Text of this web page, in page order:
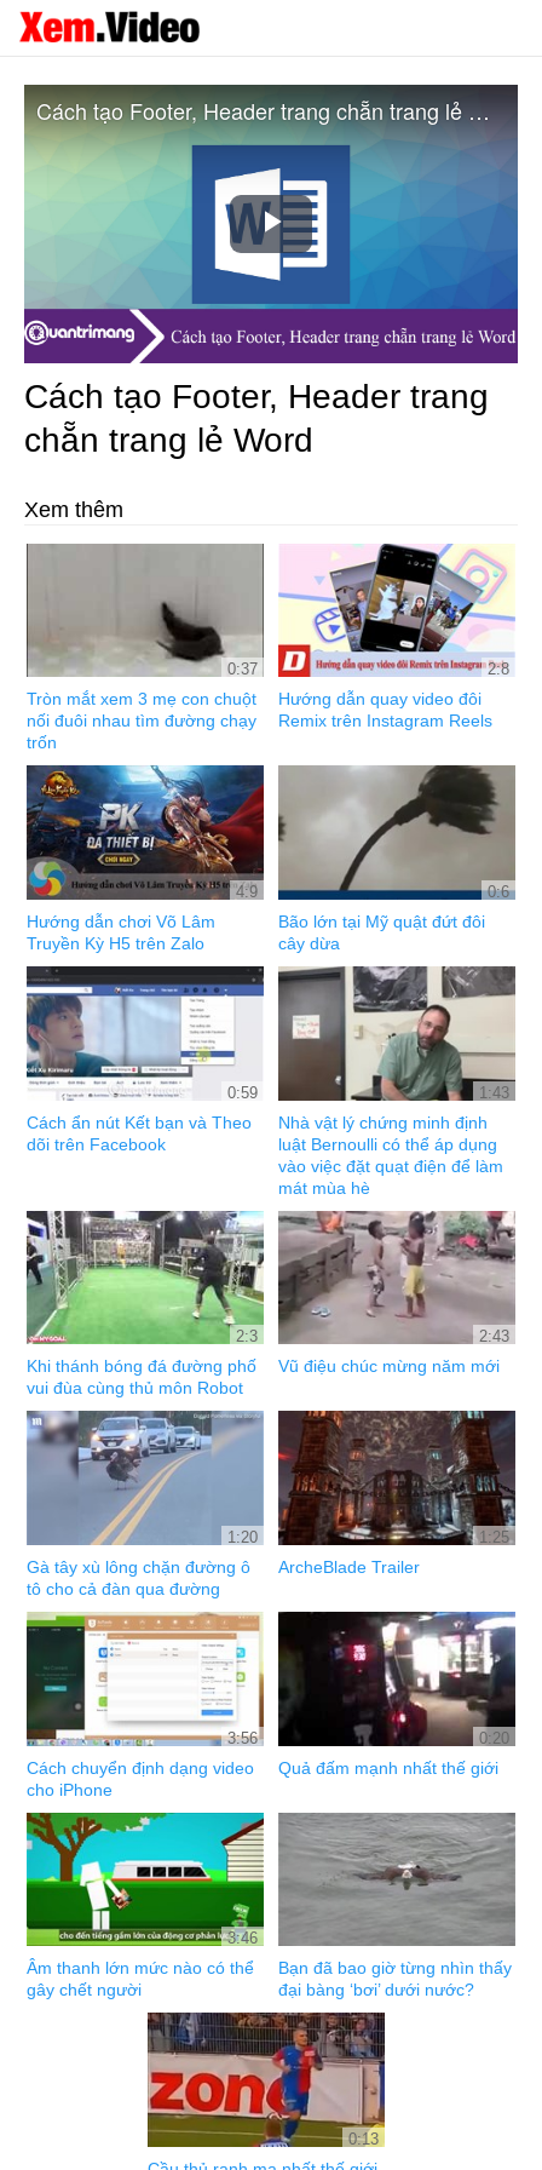
Play
Video
Cách tạo Footer, Header trang chẵn trang lẻ Word
Cách tạo Footer, Header trang
chẵn trang lẻ Word
Xem thêm
0:37
Tròn mắt xem 3 mẹ con chuột
nối đuôi nhau tìm đường chạy
trốn
2:8
Hướng dẫn quay video đôi
Remix trên Instagram Reels
4:9
Hướng dẫn chơi Võ Lâm
Truyền Kỳ H5 trên Zalo
0:6
Bão lớn tại Mỹ quật đứt đôi
cây dừa
0:59
Cách ẩn nút Kết bạn và Theo
dõi trên Facebook
1:43
Nhà vật lý chứng minh định
luật Bernoulli có thể áp dụng
vào việc đặt quạt điện để làm
mát mùa hè
2:3
Khi thánh bóng đá đường phố
vui đùa cùng thủ môn Robot
2:43
Vũ điệu chúc mừng năm mới
1:20
Gà tây xù lông chặn đường ô
tô cho cả đàn qua đường
1:25
ArcheBlade Trailer
3:56
Cách chuyển định dạng video
cho iPhone
0:20
Quả đấm mạnh nhất thế giới
3:46
Âm thanh lớn mức nào có thể
gây chết người
Bạn đã bao giờ từng nhìn thấy
đại bàng ‘bơi’ dưới nước?
0:13